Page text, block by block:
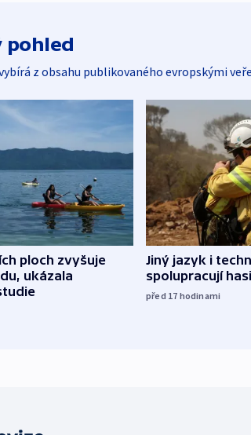
pohled
z obsahu publikovaného evropskými
ploch zvyšuje
ukázala
Jiný jazyk i
spolupracují
před 17 hodinami